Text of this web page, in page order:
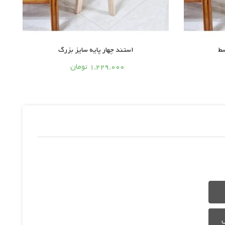
استند چهار پایه سایز بزرگ


1,229,000 تومان